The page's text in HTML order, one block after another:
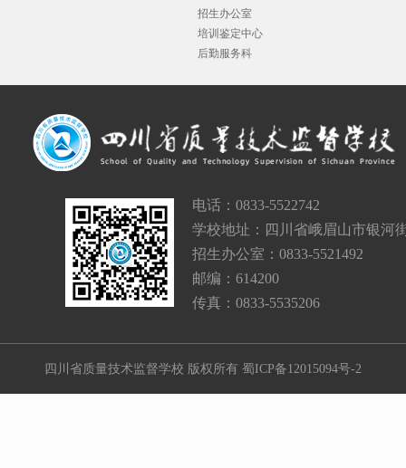
招生办公室
培训鉴定中心
后勤服务科
电话：0833-5522742
学校地址：四川省峨眉山市银河
招生办公室：0833-5521492
邮编：614200
传真：0833-5535206
四川省质量技术监督学校 版权所有 蜀ICP备12015094号-2